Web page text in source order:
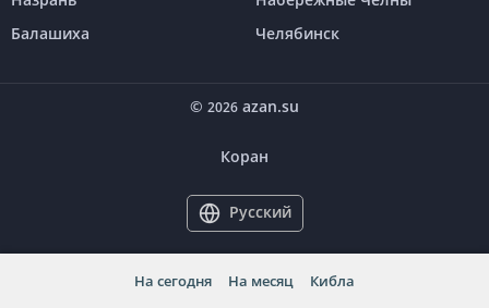
На сегодня На месяц Кибла
Балашиха
Челябинск
© 2026 azan.su
Коран
Русский